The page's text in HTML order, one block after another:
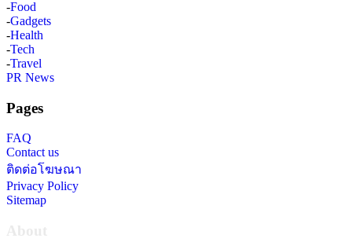
-Food
-Gadgets
-Health
-Tech
-Travel
PR News
Pages
FAQ
Contact us
ติดต่อโฆษณา
Privacy Policy
Sitemap